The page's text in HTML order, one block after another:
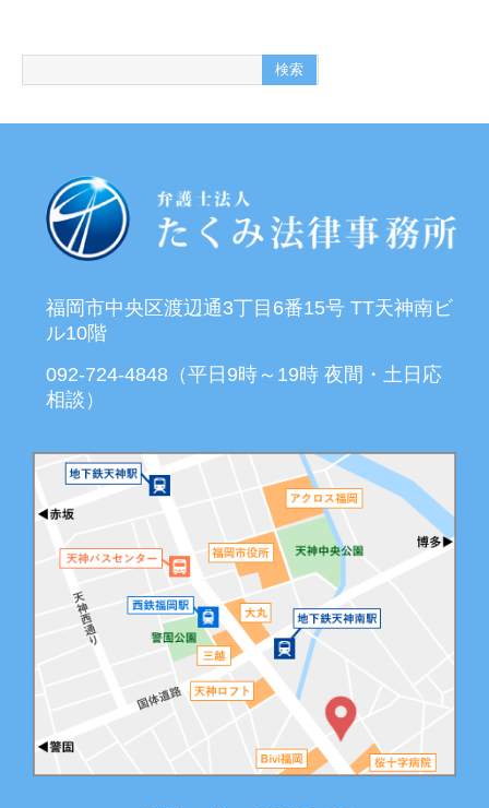
福岡市中央区渡辺通3丁目6番15号 TT天神南ビ
ル10階
092-724-4848（平日9時～19時 夜間・土日応
相談）